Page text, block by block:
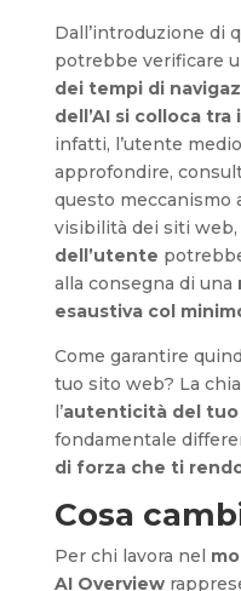
Dall’introduzione di
potrebbe verificare
dei tempi di
dell’AI si colloca
infatti, l’utente
approfondire,
questo meccanismo
visibilità dei siti web,
dell’utente
alla consegna di una
esaustiva col
Come garantire
tuo sito web? La
l’autenticità del
fondamentale
di forza che ti
Cosa
Per chi lavora nel
AI Overview